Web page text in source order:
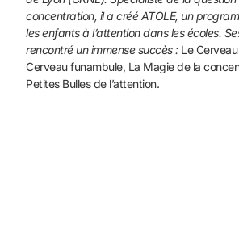
concentration, il a créé ATOLE, un
les enfants à l’attention dans les écoles.
rencontré un immense succès : Le
Cerveau funambule, La Magie de la
Petites Bulles de l’attention.